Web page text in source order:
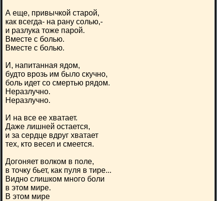
А еще, привычкой старой,
как всегда- на рану солью,-
и разлука тоже парой.
Вместе с болью.
Вместе с болью.
И, напитанная ядом,
будто врозь им было скучно,
боль идет со смертью рядом.
Неразлучно.
Неразлучно.
И на все ее хватает.
Даже лишней остается,
и за сердце вдруг хватает
тех, кто весел и смеется.
Догоняет волком в поле,
в точку бьет, как пуля в тире...
Видно слишком много боли
в этом мире.
В этом мире